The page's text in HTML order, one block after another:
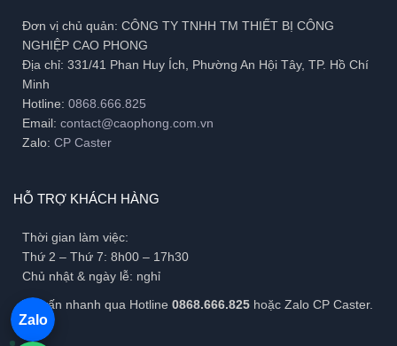
Đơn vị chủ quản: CÔNG TY TNHH TM THIẾT BỊ CÔNG
NGHIỆP CAO PHONG
Địa chỉ: 331/41 Phan Huy Ích, Phường An Hội Tây, TP. Hồ Chí
Minh
Hotline: 0868.666.825
Email: contact@caophong.com.vn
Zalo: CP Caster
HỖ TRỢ KHÁCH HÀNG
Thời gian làm việc:
Thứ 2 – Thứ 7: 8h00 – 17h30
Chủ nhật & ngày lễ: nghỉ
Tư vấn nhanh qua Hotline 0868.666.825 hoặc Zalo CP Caster.
Zalo